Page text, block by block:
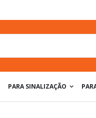
PARA SINALIZAÇÃO